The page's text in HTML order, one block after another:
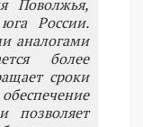
Поволжья,
России.
аналогами
более
сроки
позволяет